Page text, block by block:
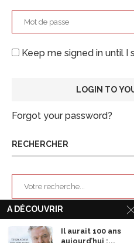
Keep me signed in until I
Forgot your password?
RECHERCHER
ARCHIVES
A DÉCOUVRIR
Il aurait 100 ans
aujourd’hui :...